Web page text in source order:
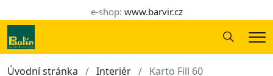
e-shop: www.barvir.cz
Hledání
Úvodní stránka Interiér Karto Fill 60